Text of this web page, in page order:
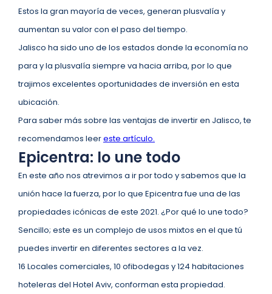
Estos la gran mayoría de veces, generan plusvalía y
aumentan su valor con el paso del tiempo.
Jalisco ha sido uno de los estados donde la economía no
para y la plusvalía siempre va hacia arriba, por lo que
trajimos excelentes oportunidades de inversión en esta
ubicación.
Para saber más sobre las ventajas de invertir en Jalisco, te
recomendamos leereste artículo.
Epicentra: lo une todo
En este año nos atrevimos a ir por todo y sabemos que la
unión hace la fuerza, por lo que Epicentra fue una de las
propiedades icónicas de este 2021. ¿Por qué lo une todo?
Sencillo; este es un complejo de usos mixtos en el que tú
puedes invertir en diferentes sectores a la vez.
16 Locales comerciales, 10 ofibodegas y 124 habitaciones
hoteleras del Hotel Aviv, conforman esta propiedad.